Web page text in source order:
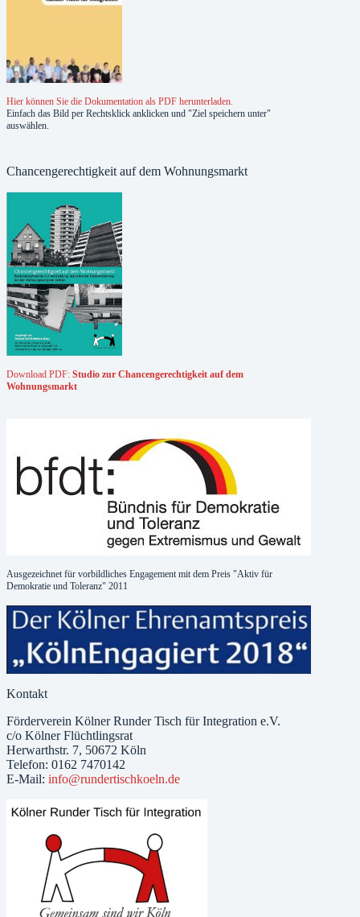
Hier können Sie die Dokumentation als PDF herunterladen.
Einfach das Bild per Rechtsklick anklicken und "Ziel speichern unter"
auswählen.
Chancengerechtigkeit auf dem Wohnungsmarkt
Download PDF: Studio zur Chancengerechtigkeit auf dem
Wohnungsmarkt
Ausgezeichnet für vorbildliches Engagement mit dem Preis "Aktiv für
Demokratie und Toleranz" 2011
Kontakt
Förderverein Kölner Runder Tisch für Integration e.V.
c/o Kölner Flüchtlingsrat
Herwarthstr. 7, 50672 Köln
Telefon: 0162 7470142
E-Mail: info@rundertischkoeln.de